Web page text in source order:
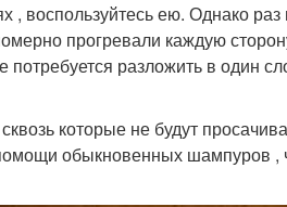
, воспользуйтесь ею. Однако раз
прогревали каждую
разложить в один
которые не будут
обыкновенных шампуров ,